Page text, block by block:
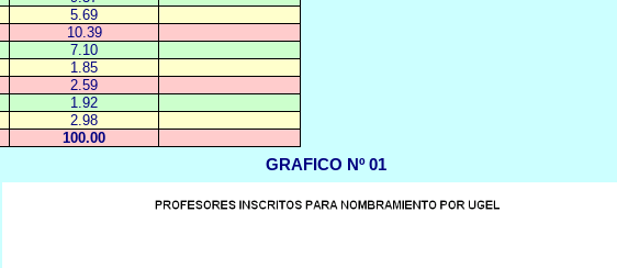
5.69
10.39
7.10
1.85
2.59
1.92
2.98
100.00
GRAFICO Nº 01